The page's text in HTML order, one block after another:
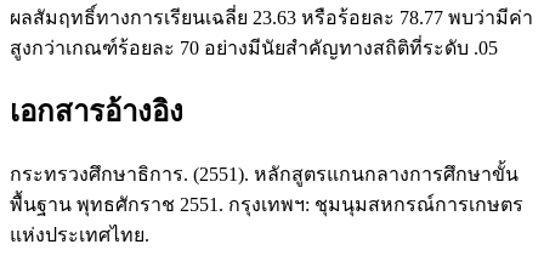
ผลสัมฤทธิ์ทางการเรียนเฉลี่ย 23.63 หรือร้อยละ 78.77 พบว่ามีค่า
สูงกว่าเกณฑ์ร้อยละ 70 อย่างมีนัยสำคัญทางสถิติที่ระดับ .05
เอกสารอ้างอิง
กระทรวงศึกษาธิการ. (2551). หลักสูตรแกนกลางการศึกษาขั้น
พื้นฐาน พุทธศักราช 2551. กรุงเทพฯ: ชุมนุมสหกรณ์การเกษตร
แห่งประเทศไทย.